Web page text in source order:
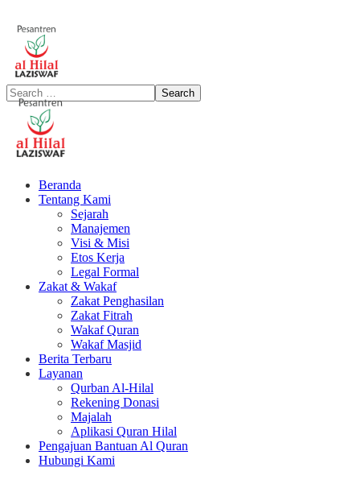
Beranda
Tentang Kami
Sejarah
Manajemen
Visi & Misi
Etos Kerja
Legal Formal
Zakat & Wakaf
Zakat Penghasilan
Zakat Fitrah
Wakaf Quran
Wakaf Masjid
Berita Terbaru
Layanan
Qurban Al-Hilal
Rekening Donasi
Majalah
Aplikasi Quran Hilal
Pengajuan Bantuan Al Quran
Hubungi Kami